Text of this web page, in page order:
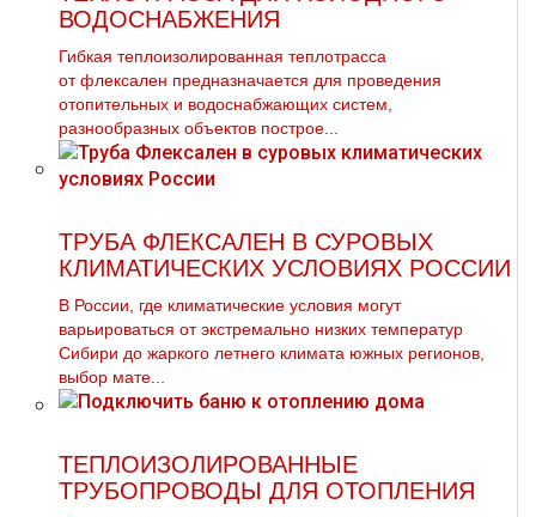
ВОДОСНАБЖЕНИЯ
Гибкая теплоизолированная тeплoтpaсса
от флексален предназначается для проведения
отопительных и водоснабжающих систем,
разнообразных объектов построе...
ТРУБА ФЛЕКСАЛЕН В СУРОВЫХ
КЛИМАТИЧЕСКИХ УСЛОВИЯХ РОССИИ
В России, где климатические условия могут
варьироваться от экстремально низких температур
Сибири до жаркого летнего климата южных регионов,
выбор мате...
ТЕПЛОИЗОЛИРОВАННЫЕ
ТРУБОПРОВОДЫ ДЛЯ ОТОПЛЕНИЯ